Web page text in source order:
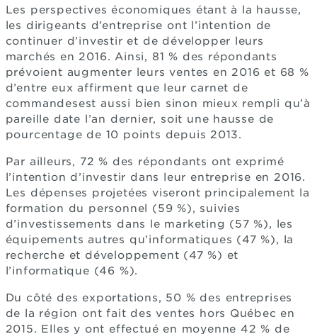
Les perspectives économiques étant à la hausse,
les dirigeants d’entreprise ont l’intention de
continuer d’investir et de développer leurs
marchés en 2016. Ainsi, 81 % des répondants
prévoient augmenter leurs ventes en 2016 et 68 %
d’entre eux affirment que leur carnet de
commandesest aussi bien sinon mieux rempli qu’à
pareille date l’an dernier, soit une hausse de
pourcentage de 10 points depuis 2013.
Par ailleurs, 72 % des répondants ont exprimé
l’intention d’investir dans leur entreprise en 2016.
Les dépenses projetées viseront principalement la
formation du personnel (59 %), suivies
d’investissements dans le marketing (57 %), les
équipements autres qu’informatiques (47 %), la
recherche et développement (47 %) et
l’informatique (46 %).
Du côté des exportations, 50 % des entreprises
de la région ont fait des ventes hors Québec en
2015. Elles y ont effectué en moyenne 42 % de